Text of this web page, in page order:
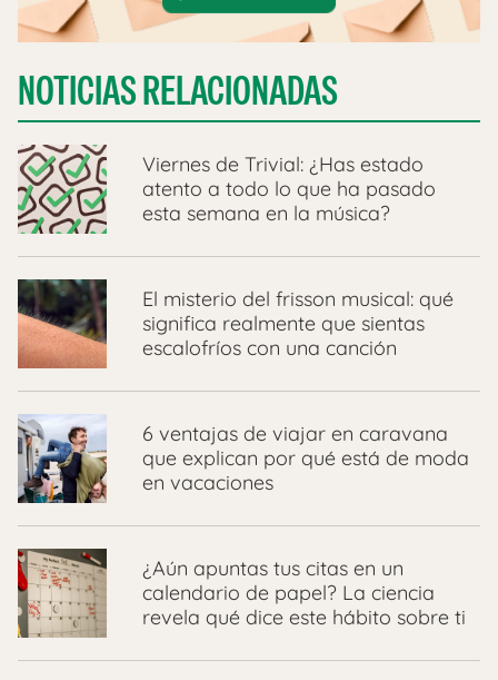
NOTICIAS RELACIONADAS
Viernes de Trivial: ¿Has estado
atento a todo lo que ha pasado
esta semana en la música?
El misterio del frisson musical: qué
significa realmente que sientas
escalofríos con una canción
6 ventajas de viajar en caravana
que explican por qué está de moda
en vacaciones
¿Aún apuntas tus citas en un
calendario de papel? La ciencia
revela qué dice este hábito sobre ti